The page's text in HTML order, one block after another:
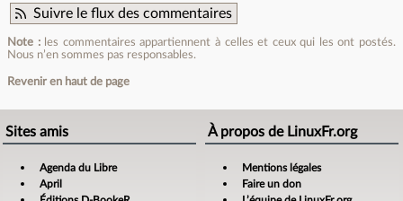
Suivre le flux des commentaires
Note :les commentaires appartiennent à celles et ceux qui les ont postés.
Nous n’en sommes pas responsables.
Revenir en haut de page
Sites amis
Agenda du Libre
April
À propos de LinuxFr.org
Mentions légales
Faire un don